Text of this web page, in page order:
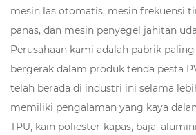
mesin las otomatis, mesin frekuensi
panas, dan mesin penyegel jahitan
Perusahaan kami adalah pabrik
bergerak dalam produk tenda pesta
telah berada di industri ini selama
memiliki pengalaman yang kaya
TPU, kain poliester-kapas, baja,